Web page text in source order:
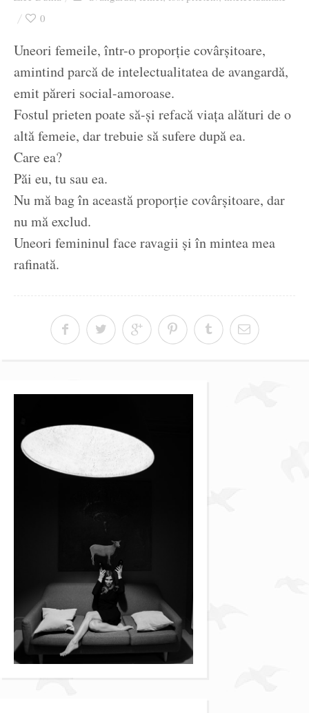
0
Uneori femeile, într-o proporție covârșitoare,
amintind parcă de intelectualitatea de avangardă,
emit păreri social-amoroase.
Fostul prieten poate să-și refacă viața alături de o
altă femeie, dar trebuie să sufere după ea.
Care ea?
Păi eu, tu sau ea.
Nu mă bag în această proporție covârșitoare, dar
nu mă exclud.
Uneori femininul face ravagii și în mintea mea
rafinată.